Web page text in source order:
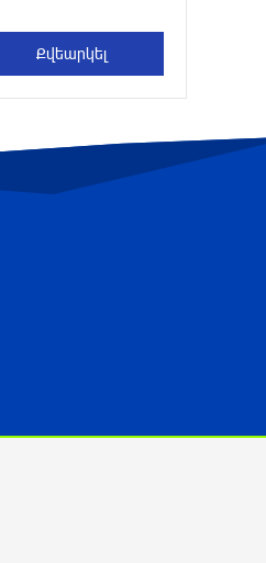
Fund
2 years ago
2024: Driving
transfers